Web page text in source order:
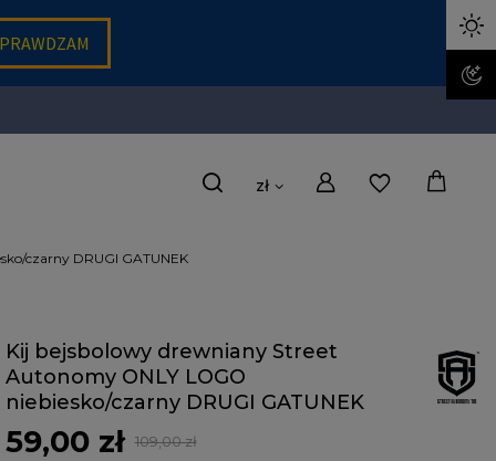
zł
czarny DRUGI GATUNEK
Kij bejsbolowy drewniany Street
Autonomy ONLY LOGO
niebiesko/czarny DRUGI GATUNEK
59,00 zł
109,00 zł